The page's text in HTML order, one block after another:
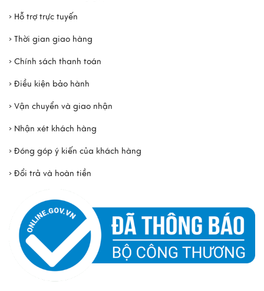
› Hỗ trợ trực tuyến
› Thời gian giao hàng
› Chính sách thanh toán
› Điều kiện bảo hành
› Vận chuyển và giao nhận
› Nhận xét khách hàng
› Đóng góp ý kiến của khách hàng
› Đổi trả và hoàn tiền